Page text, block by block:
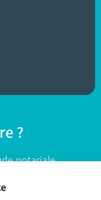
?
notariale